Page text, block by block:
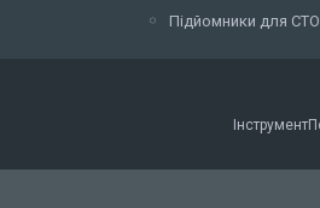
Підйомники для СТО